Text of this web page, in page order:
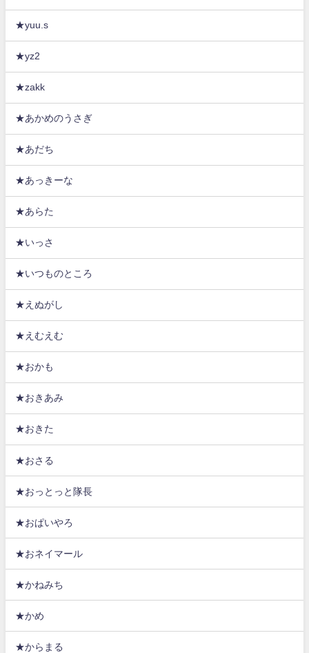
★yuu.s
★yz2
★zakk
★あかめのうさぎ
★あだち
★あっきーな
★あらた
★いっさ
★いつものところ
★えぬがし
★えむえむ
★おかも
★おきあみ
★おきた
★おさる
★おっとっと隊長
★おぱいやろ
★おネイマール
★かねみち
★かめ
★からまる